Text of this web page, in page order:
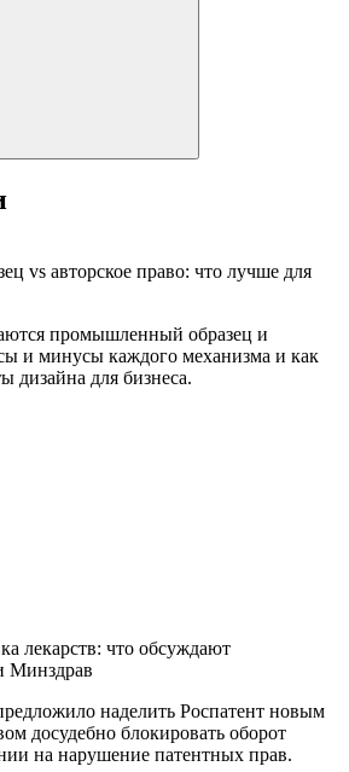
vs авторское право: что лучше для
промышленный образец и
и минусы каждого механизма и как
дизайна для бизнеса.
лекарств: что обсуждают
Минздрав
наделить Роспатент новым
досудебно блокировать оборот
на нарушение патентных прав.